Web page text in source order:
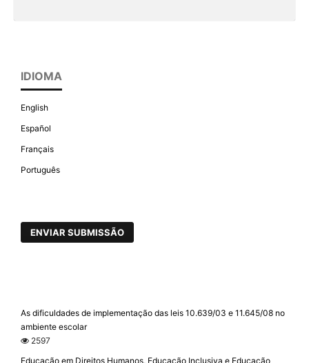
IDIOMA
English
Español
Français
Português
ENVIAR SUBMISSÃO
As dificuldades de implementação das leis 10.639/03 e 11.645/08 no
ambiente escolar
2597
Educação em Direitos Humanos, Educação Inclusiva e Educação